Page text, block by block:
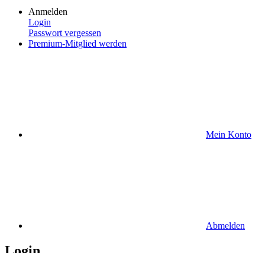
Anmelden
Login
Passwort vergessen
Premium-Mitglied werden
Mein Konto
Abmelden